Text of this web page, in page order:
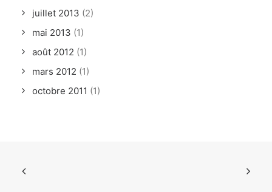
juillet 2013 (2)
mai 2013 (1)
août 2012 (1)
mars 2012 (1)
octobre 2011 (1)